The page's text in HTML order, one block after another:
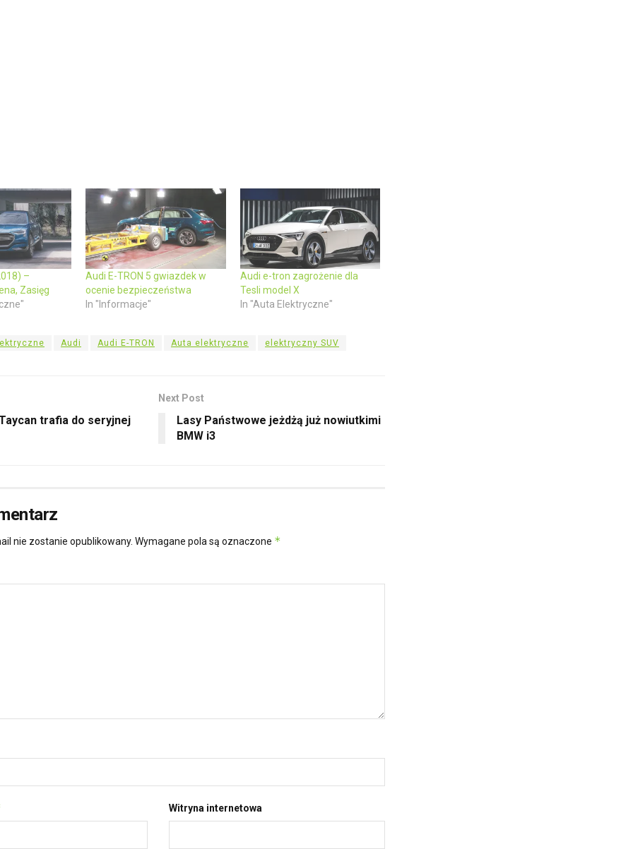
–
Zasięg
Audi E-TRON 5 gwiazdek w
ocenie bezpieczeństwa
In "Informacje"
Audi e-tron zagrożenie dla
Tesli model X
In "Auta Elektryczne"
Audi Audi E-TRON Auta elektryczne elektryczny SUV
trafia do seryjnej
Next Post
Lasy Państwowe jeżdżą już nowiutkimi
BMW i3
nie zostanie opublikowany. Wymagane pola są oznaczone *
Witryna internetowa